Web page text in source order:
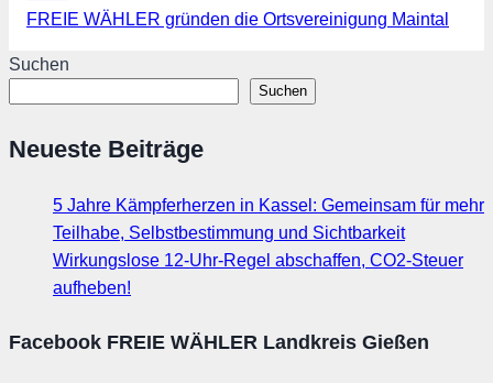
FREIE WÄHLER gründen die Ortsvereinigung Maintal
Suchen
Suchen
Neueste Beiträge
5 Jahre Kämpferherzen in Kassel: Gemeinsam für mehr
Teilhabe, Selbstbestimmung und Sichtbarkeit
Wirkungslose 12-Uhr-Regel abschaffen, CO2-Steuer
aufheben!
Facebook FREIE WÄHLER Landkreis Gießen